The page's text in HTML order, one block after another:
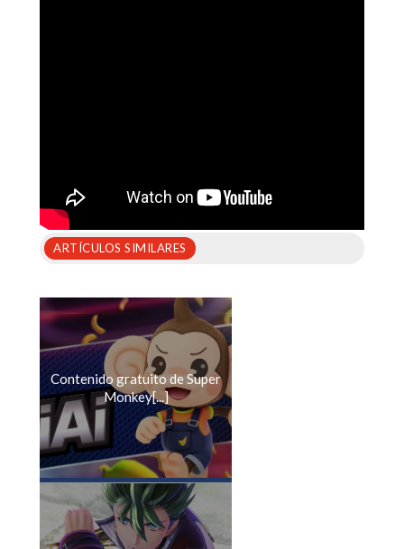
ARTÍCULOS SIMILARES
Contenido gratuito de Super
Monkey[...]